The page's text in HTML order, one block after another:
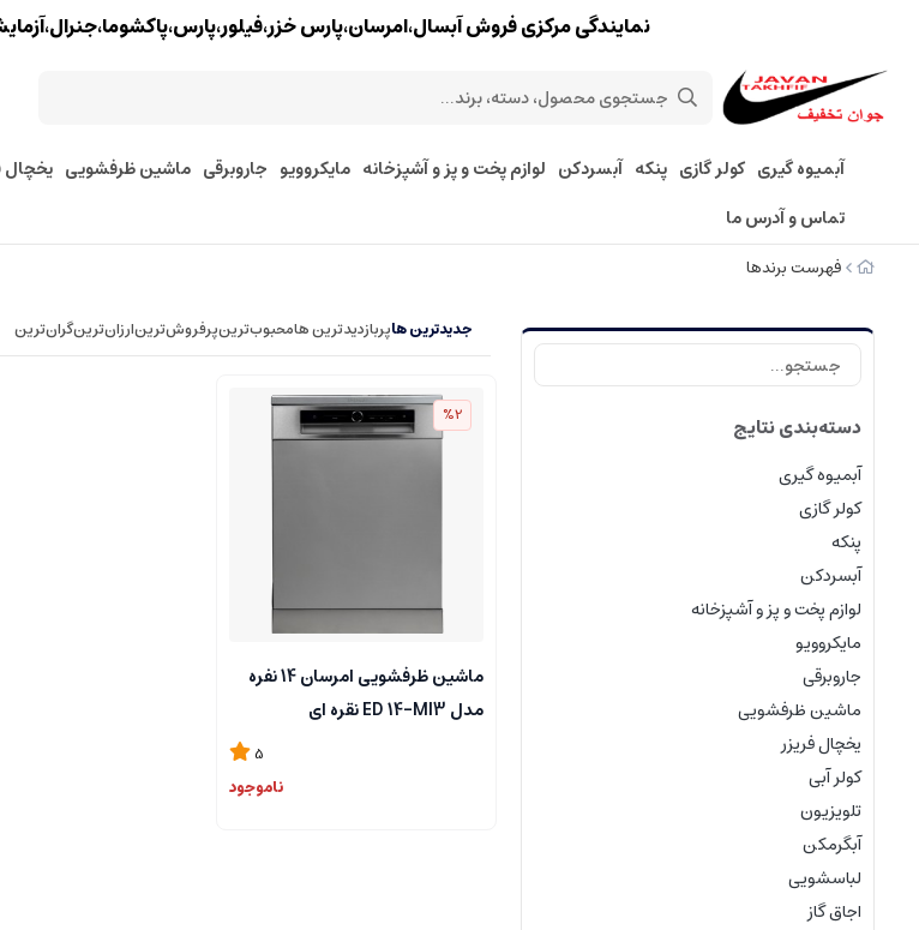
نمایندگی مرکزی فروش آبسال،امرسان،پارس خزر،فیلور،پارس،پاکشوما،جنرال،آزمایش،ایستکول..تماس :
آبمیوه گیری کولر گازی پنکه آبسردکن لوازم پخت و پز و آشپزخانه مایکروویو جاروبرقی ماشین ظرفشویی یخچال
تماس و آدرس ما
فهرست برندها
دسته‌بندی نتایج
آبمیوه گیری
کولر گازی
پنکه
آبسردکن
لوازم پخت و پز و آشپزخانه
مایکروویو
جاروبرقی
ماشین ظرفشویی
یخچال فریزر
کولر آبی
تلویزیون
آبگرمکن
لباسشویی
اجاق گاز
جدیدترین هاپربازدیدترین هامحبوب‌‌ترینپرفروش‌ترینارزان‌ترینگران‌ترین
%2
ماشین ظرفشویی امرسان 14 نفره
مدل ED 14-MI3 نقره ای
5
ناموجود